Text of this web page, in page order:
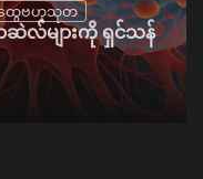
ေဗဟုသုတ
လ်များကို ရှင်သန်